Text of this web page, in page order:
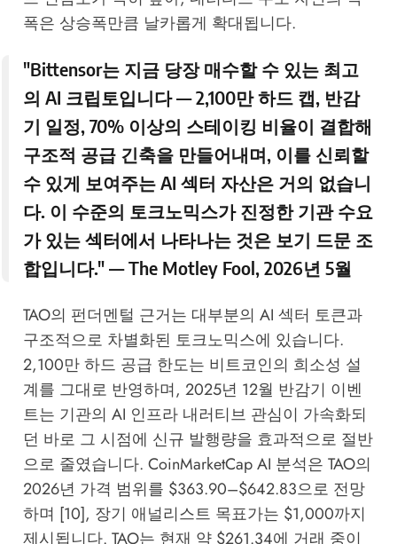
폭은 상승폭만큼 날카롭게 확대됩니다.
"Bittensor는 지금 당장 매수할 수 있는 최고
의 AI 크립토입니다 — 2,100만 하드 캡, 반감
기 일정, 70% 이상의 스테이킹 비율이 결합해
구조적 공급 긴축을 만들어내며, 이를 신뢰할
수 있게 보여주는 AI 섹터 자산은 거의 없습니
다. 이 수준의 토크노믹스가 진정한 기관 수요
가 있는 섹터에서 나타나는 것은 보기 드문 조
합입니다." —The Motley Fool, 2026년 5월
TAO의 펀더멘털 근거는 대부분의 AI 섹터 토큰과
구조적으로 차별화된 토크노믹스에 있습니다.
2,100만 하드 공급 한도는 비트코인의 희소성 설
계를 그대로 반영하며, 2025년 12월 반감기 이벤
트는 기관의 AI 인프라 내러티브 관심이 가속화되
던 바로 그 시점에 신규 발행량을 효과적으로 절반
으로 줄였습니다. CoinMarketCap AI 분석은 TAO의
2026년 가격 범위를 $363.90–$642.83으로 전망
하며 [10], 장기 애널리스트 목표가는 $1,000까지
제시됩니다. TAO는 현재 약 $261.34에 거래 중이